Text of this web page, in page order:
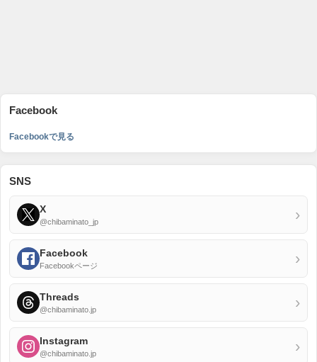
Facebook
Facebookで見る
SNS
X
@chibaminato_jp ›
Facebook
Facebookページ ›
Threads
@chibaminato.jp ›
Instagram
@chibaminato.jp ›